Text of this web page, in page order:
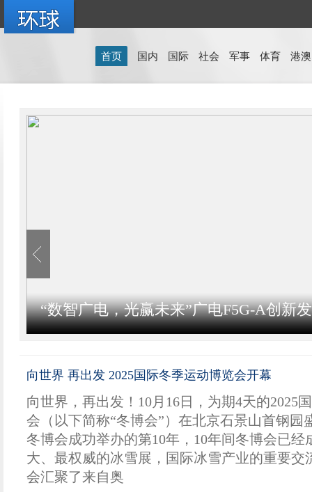
首页 国内 国际 社会 军事 体育 港
“数智广电，光赢未来”广电F5G-A创新
向世界 再出发 2025国际冬季运动博览会开幕
向世界，再出发！10月16日，为期4天的2025
会（以下简称“冬博会”）在北京石景山首钢园
冬博会成功举办的第10年，10年间冬博会已经
大、最权威的冰雪展，国际冰雪产业的重要交
会汇聚了来自奥